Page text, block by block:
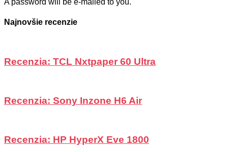
A password will be e-mailed to you.
Najnovšie recenzie
Recenzia: TCL Nxtpaper 60 Ultra
Recenzia: Sony Inzone H6 Air
Recenzia: HP HyperX Eve 1800